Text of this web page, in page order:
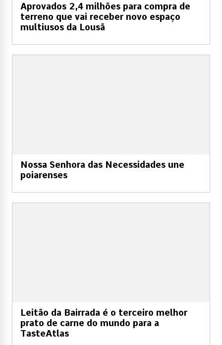
Aprovados 2,4 milhões para compra de
terreno que vai receber novo espaço
multiusos da Lousã
Nossa Senhora das Necessidades une
poiarenses
Leitão da Bairrada é o terceiro melhor
prato de carne do mundo para a
TasteAtlas